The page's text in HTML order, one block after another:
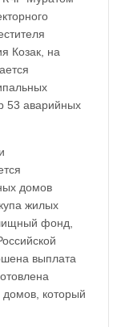
Козак, на
53 аварийных
домов
жилых
фонд,
выплата
домов, который